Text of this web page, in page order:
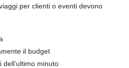
per clienti o eventi devono
il budget
minuto